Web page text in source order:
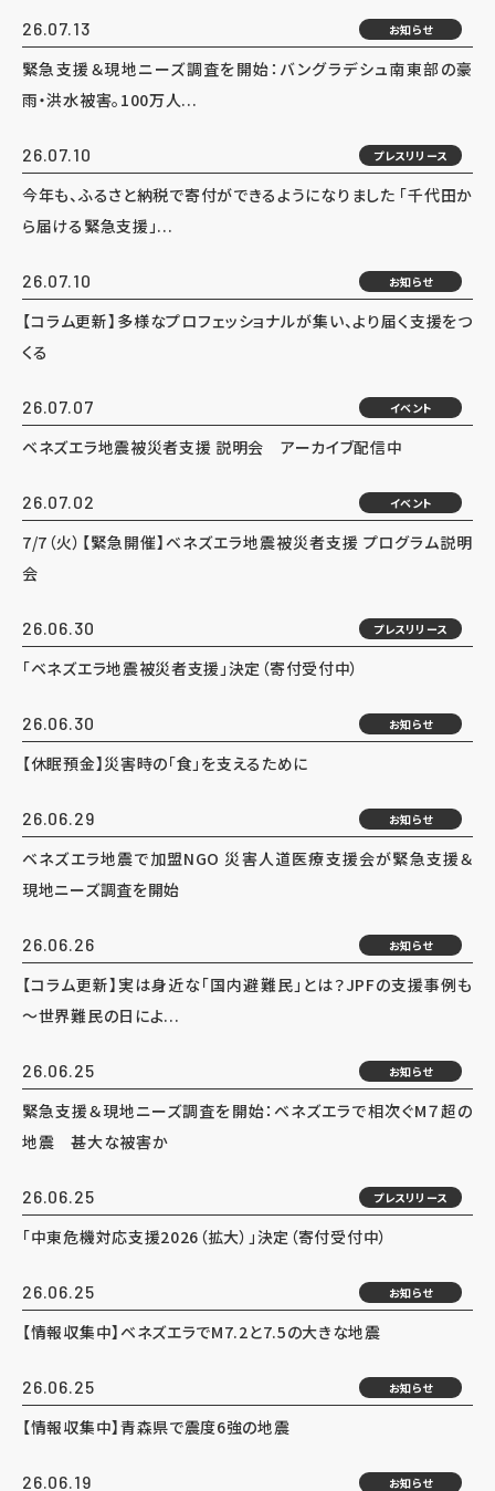
26.07.13 お知らせ
緊急支援＆現地ニーズ調査を開始：バングラデシュ南東部の豪
雨・洪水被害。100万人...
26.07.10 プレスリリース
今年も、ふるさと納税で寄付ができるようになりました 「千代田か
ら届ける緊急支援」...
26.07.10 お知らせ
【コラム更新】多様なプロフェッショナルが集い、より届く支援をつ
くる
26.07.07 イベント
ベネズエラ地震被災者支援 説明会 アーカイブ配信中
26.07.02 イベント
7/7（火）【緊急開催】ベネズエラ地震被災者支援 プログラム説明
会
26.06.30 プレスリリース
「ベネズエラ地震被災者支援」決定（寄付受付中）
26.06.30 お知らせ
【休眠預金】災害時の「食」を支えるために
26.06.29 お知らせ
ベネズエラ地震で加盟NGO 災害人道医療支援会が緊急支援＆
現地ニーズ調査を開始
26.06.26 お知らせ
【コラム更新】実は身近な「国内避難民」とは？JPFの支援事例も
～世界難民の日によ...
26.06.25 お知らせ
緊急支援＆現地ニーズ調査を開始：ベネズエラで相次ぐM７超の
地震 甚大な被害か
26.06.25 プレスリリース
「中東危機対応支援2026（拡大）」決定（寄付受付中）
26.06.25 お知らせ
【情報収集中】ベネズエラでM7.2と7.5の大きな地震
26.06.25 お知らせ
【情報収集中】青森県で震度6強の地震
26.06.19 お知らせ